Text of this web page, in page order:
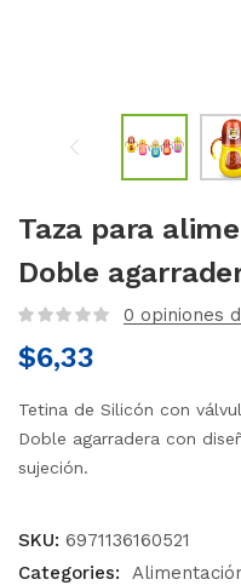
Taza para
Doble
0 opiniones
$6,33
Tetina de Silicón con
Doble agarradera con
sujeción.
SKU: 6971136160521
Categories: